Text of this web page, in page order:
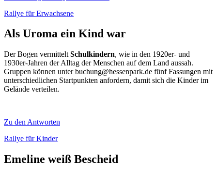
Rallye für Erwachsene
Als Uroma ein Kind war
Der Bogen vermittelt Schulkindern, wie in den 1920er- und
1930er-Jahren der Alltag der Menschen auf dem Land aussah.
Gruppen können unter buchung@hessenpark.de fünf Fassungen mit
unterschiedlichen Startpunkten anfordern, damit sich die Kinder im
Gelände verteilen.
Zu den Antworten
Rallye für Kinder
Emeline weiß Bescheid